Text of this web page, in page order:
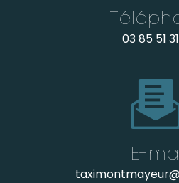
03 85 51
E-